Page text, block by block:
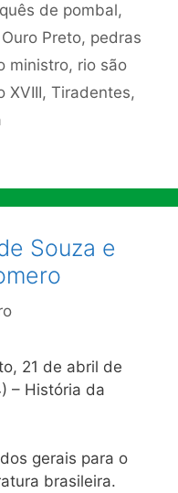
de pombal,
Ouro Preto, pedras
ministro, rio são
XVIII, Tiradentes,
Souza e
21 de abril de
– História da
gerais para o
brasileira.